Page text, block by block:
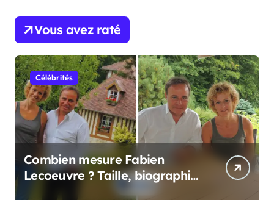
Vous avez raté
Célébrités
Combien mesure Fabien
Lecoeuvre ? Taille, biographie
et informations complètes